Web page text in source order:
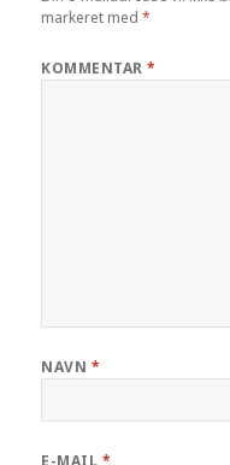
markeret med*
KOMMENTAR*
NAVN *
E-MAIL *